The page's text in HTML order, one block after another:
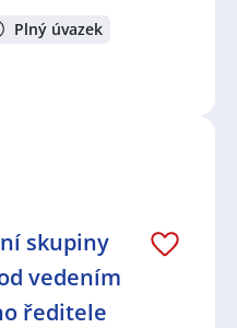
Plný úvazek
skupiny
vedením
ředitele